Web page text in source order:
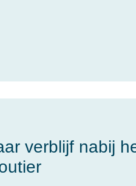
verblijf nabij